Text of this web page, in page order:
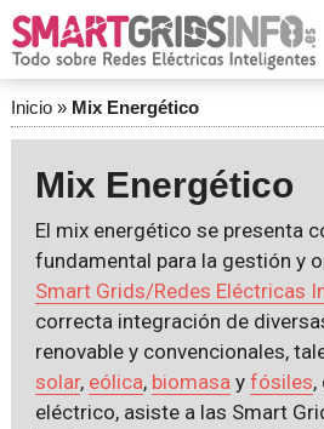
Inicio» Mix Energético
Mix Energético
El mix energético se presenta
fundamental para la gestión y
Smart Grids/Redes Eléctricas
correcta integración de
renovable y convencionales,
solar, eólica, biomasay fósiles,
eléctrico, asiste a las Smart